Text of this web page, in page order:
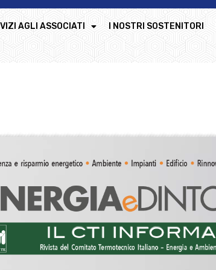
AGLI ASSOCIATI I NOSTRI SOSTENITORI